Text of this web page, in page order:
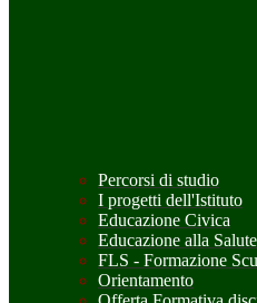
Percorsi di studio
I progetti dell'Istituto
Educazione Civica
Educazione alla
FLS - Formazione
Orientamento